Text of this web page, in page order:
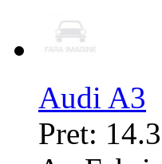
Audi A3
Pret: